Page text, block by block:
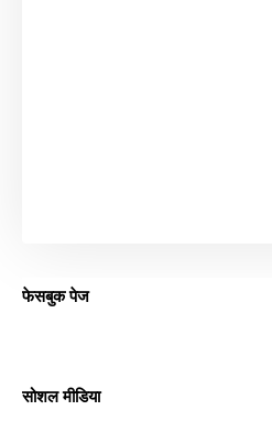
फेसबुक पेज
सोशल मीडिया